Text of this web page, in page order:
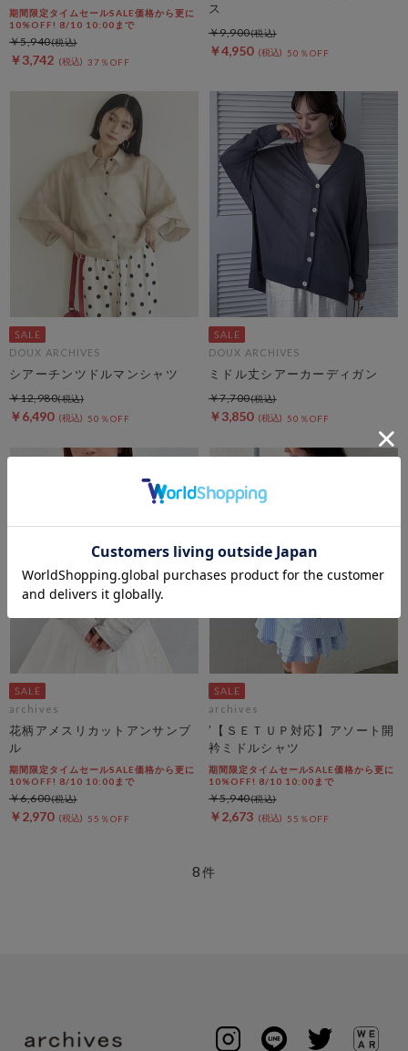
期間限定タイムセールSALE価格から更に
10%OFF! 8/10 10:00まで
￥3,742 37％OFF
￥5,940
ス
￥4,950 50％OFF
￥9,900
DOUX ARCHIVES
シアーチンツドルマンシャツ
￥6,490 50％OFF
￥12,980
DOUX ARCHIVES
ミドル丈シアーカーディガン
￥3,850 50％OFF
￥7,700
archives
花柄アメスリカットアンサンブ
ル
期間限定タイムセールSALE価格から更に
10%OFF! 8/10 10:00まで
￥2,970 55％OFF
￥6,600
archives
’【ＳＥＴＵＰ対応】アソート開
衿ミドルシャツ
期間限定タイムセールSALE価格から更に
10%OFF! 8/10 10:00まで
￥2,673 55％OFF
￥5,940
8件